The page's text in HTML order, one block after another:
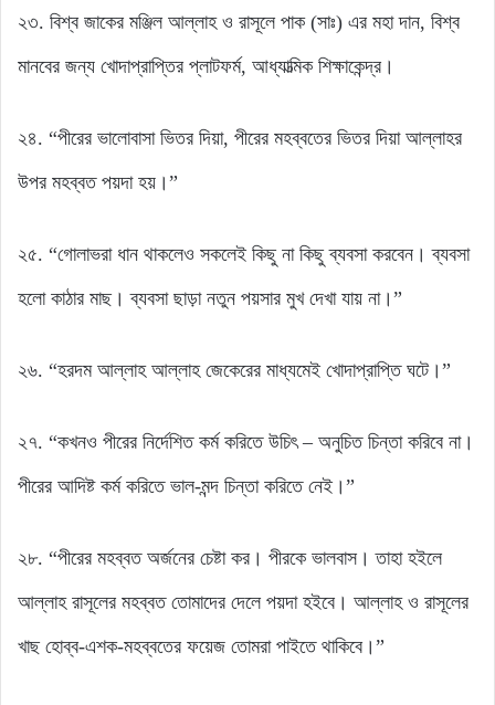
২৩. বিশ্ব জাকের মঞ্জিল আল্লাহ ও রাসূলে পাক (সাঃ) এর মহা দান, বিশ্ব
মানবের জন্য খোদাপ্রাপ্তির প্লাটফর্ম, আধ্যাত্মিক শিক্ষাকেন্দ্র।
২৪. “পীরের ভালোবাসা ভিতর দিয়া, পীরের মহব্বতের ভিতর দিয়া আল্লাহর
উপর মহব্বত পয়দা হয়।”
২৫. “গোলাভরা ধান থাকলেও সকলেই কিছু না কিছু ব্যবসা করবেন। ব্যবসা
হলো কাঠার মাছ। ব্যবসা ছাড়া নতুন পয়সার মুখ দেখা যায় না।”
২৬. “হরদম আল্লাহ আল্লাহ জেকেরের মাধ্যমেই খোদাপ্রাপ্তি ঘটে।”
২৭. “কখনও পীরের নির্দেশিত কর্ম করিতে উচিৎ – অনুচিত চিন্তা করিবে না।
পীরের আদিষ্ট কর্ম করিতে ভাল-মন্দ চিন্তা করিতে নেই।”
২৮. “পীরের মহব্বত অর্জনের চেষ্টা কর। পীরকে ভালবাস। তাহা হইলে
আল্লাহ রাসূলের মহব্বত তোমাদের দেলে পয়দা হইবে। আল্লাহ ও রাসূলের
খাছ হোব্ব-এশক-মহব্বতের ফয়েজ তোমরা পাইতে থাকিবে।”